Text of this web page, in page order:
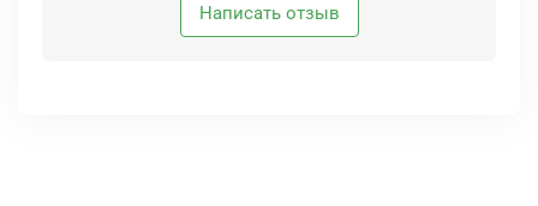
Написать отзыв